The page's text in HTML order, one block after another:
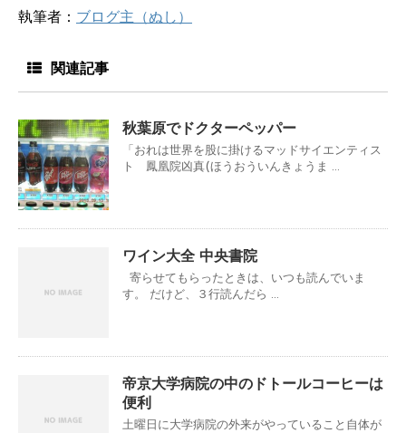
執筆者： ブログ主（ぬし）
関連記事
秋葉原でドクターペッパー
「おれは世界を股に掛けるマッドサイエンティス
ト 鳳凰院凶真(ほうおういんきょうま ...
ワイン大全 中央書院
寄らせてもらったときは、いつも読んでいま
す。 だけど、３行読んだら ...
帝京大学病院の中のドトールコーヒーは
便利
土曜日に大学病院の外来がやっていること自体が